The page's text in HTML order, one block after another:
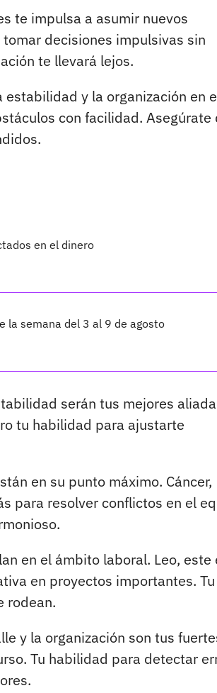
te impulsa a asumir nuevos
decisiones impulsivas sin
te llevará lejos.
estabilidad y la organización en
con facilidad. Asegúrate
en el dinero
la semana del 3 al 9 de agosto
serán tus mejores
tu habilidad para ajustarte
en su punto máximo. Cáncer,
para resolver conflictos en el
en el ámbito laboral. Leo, este
en proyectos importantes. Tu
rodean.
y la organización son tus
Tu habilidad para detectar